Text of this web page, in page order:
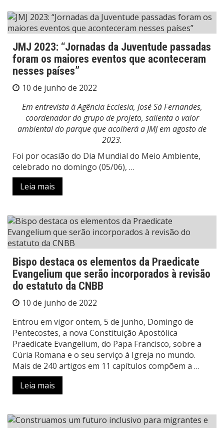
JMJ 2023: “Jornadas da Juventude passadas
foram os maiores eventos que aconteceram
nesses países”
10 de junho de 2022
Em entrevista à Agência Ecclesia, José Sá Fernandes,
coordenador do grupo de projeto, salienta o valor
ambiental do parque que acolherá a JMJ em agosto de
2023.
Foi por ocasião do Dia Mundial do Meio Ambiente,
celebrado no domingo (05/06), …
Leia mais
Bispo destaca os elementos da Praedicate
Evangelium que serão incorporados à revisão
do estatuto da CNBB
10 de junho de 2022
Entrou em vigor ontem, 5 de junho, Domingo de
Pentecostes, a nova Constituição Apostólica
Praedicate Evangelium, do Papa Francisco, sobre a
Cúria Romana e o seu serviço à Igreja no mundo.
Mais de 240 artigos em 11 capítulos compõem a …
Leia mais